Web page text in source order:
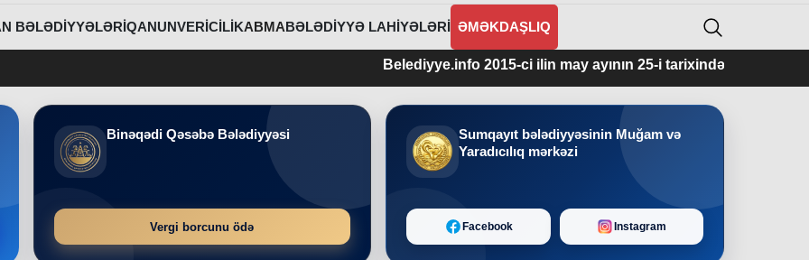
BƏLƏDIYYƏLƏRIQANUNVERICILIKABMABƏLƏDIYYƏ LAHIYƏLƏRI ƏMƏKDAŞLIQ
Belediyye.info 2015-ci ilin may ayının 25-i tarixindən fəaliyyətdədir.
Binəqədi Qəsəbə Bələdiyyəsi
Vergi borcunu ödə
Sumqayıt bələdiyyəsinin Muğam və
Yaradıcılıq mərkəzi
Facebook Instagram